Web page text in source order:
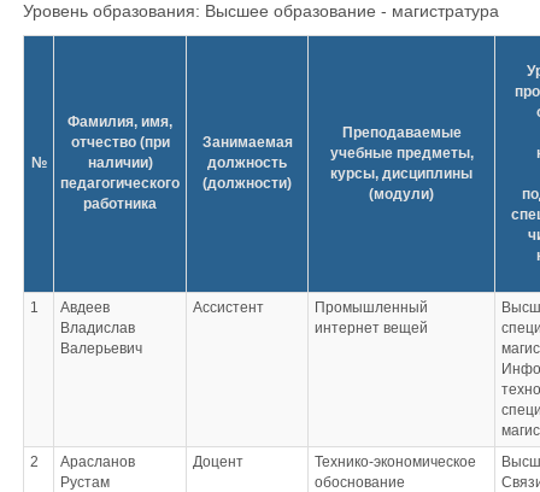
Уровень образования: Высшее образование - магистратура
№
Фамилия, имя,
отчество (при
наличии)
педагогического
работника
Занимаемая
должность
(должности)
Преподаваемые
учебные предметы,
курсы, дисциплины
(модули)
1
Авдеев
Владислав
Валерьевич
Ассистент
Промышленный
интернет вещей
2
Арасланов
Рустам
Доцент
Технико-экономическое
обоснование